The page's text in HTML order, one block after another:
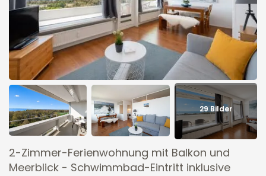
29Bilder
2-Zimmer-Ferienwohnung mit Balkon und
Meerblick - Schwimmbad-Eintritt inklusive